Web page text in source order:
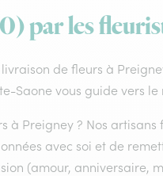
par les
de fleurs à
Saone vous guide vers
à Preigney ? Nos
avec soi et de
(amour, anniversaire,